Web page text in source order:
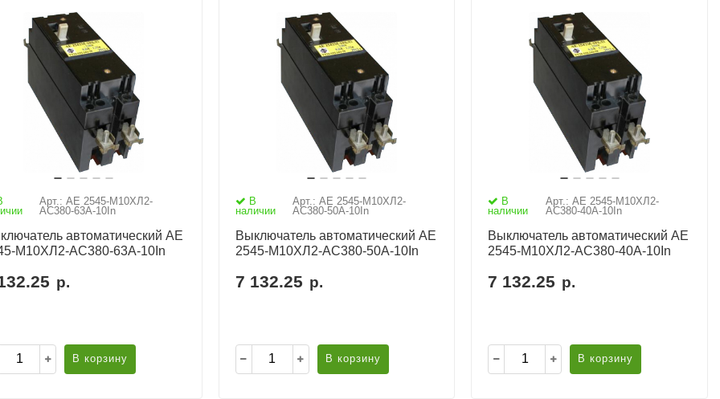
Арт.: АЕ 2545-М10ХЛ2-
AC380-63А-10In
автоматический АЕ
М10ХЛ2-AC380-63А-10In
р.
В корзину
В
наличии
Арт.: АЕ 2545-М10ХЛ2-
AC380-50А-10In
Выключатель автоматический АЕ
2545-М10ХЛ2-AC380-50А-10In
7 132.25 р.
В корзину
В
наличии
Арт.: АЕ 2545-М10ХЛ2-
AC380-40А-10In
Выключатель автоматический АЕ
2545-М10ХЛ2-AC380-40А-10In
7 132.25 р.
В корзину